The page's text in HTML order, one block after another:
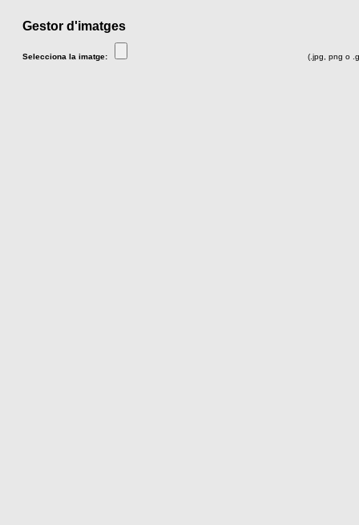
Gestor d'imatges
Selecciona la imatge: (.jpg, png o